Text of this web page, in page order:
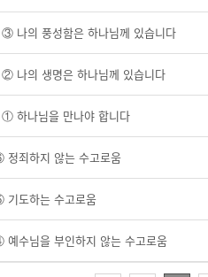
나의 풍성함은 하나님께 있습니다
나의 생명은 하나님께 있습니다
하나님을 만나야 합니다
죄하지 않는 수고로움
기도하는 수고로움
수님을 부인하지 않는 수고로움